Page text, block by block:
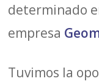
determinado
empresa
Tuvimos la